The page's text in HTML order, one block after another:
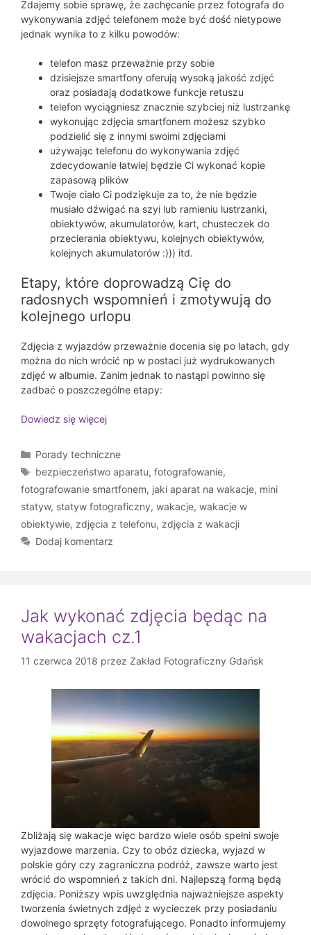
Zdajemy sobie sprawę, że zachęcanie przez fotografa do
wykonywania zdjęć telefonem może być dość nietypowe
jednak wynika to z kilku powodów:
telefon masz przeważnie przy sobie
dzisiejsze smartfony oferują wysoką jakość zdjęć
oraz posiadają dodatkowe funkcje retuszu
telefon wyciągniesz znacznie szybciej niż lustrzankę
wykonując zdjęcia smartfonem możesz szybko
podzielić się z innymi swoimi zdjęciami
używając telefonu do wykonywania zdjęć
zdecydowanie łatwiej będzie Ci wykonać kopie
zapasową plików
Twoje ciało Ci podziękuje za to, że nie będzie
musiało dźwigać na szyi lub ramieniu lustrzanki,
obiektywów, akumulatorów, kart, chusteczek do
przecierania obiektywu, kolejnych obiektywów,
kolejnych akumulatorów :))) itd.
Etapy, które doprowadzą Cię do
radosnych wspomnień i zmotywują do
kolejnego urlopu
Zdjęcia z wyjazdów przeważnie docenia się po latach, gdy
można do nich wrócić np w postaci już wydrukowanych
zdjęć w albumie. Zanim jednak to nastąpi powinno się
zadbać o poszczególne etapy:
Dowiedz się więcej
Kategorie
Porady techniczne
Tagi
bezpieczeństwo aparatu,fotografowanie,
fotografowanie smartfonem, jaki aparat na wakacje, mini
statyw, statyw fotograficzny, wakacje, wakacje w
obiektywie, zdjęcia z telefonu, zdjęcia z wakacji
Dodaj komentarz
Jak wykonać zdjęcia będąc na
wakacjach cz.1
11 czerwca 2018 przez Zakład Fotograficzny Gdańsk
Zbliżają się wakacje więc bardzo wiele osób spełni swoje
wyjazdowe marzenia. Czy to obóz dziecka, wyjazd w
polskie góry czy zagraniczna podróż, zawsze warto jest
wrócić do wspomnień z takich dni. Najlepszą formą będą
zdjęcia. Poniższy wpis uwzględnia najważniejsze aspekty
tworzenia świetnych zdjęć z wycieczek przy posiadaniu
dowolnego sprzęty fotografującego. Ponadto informujemy